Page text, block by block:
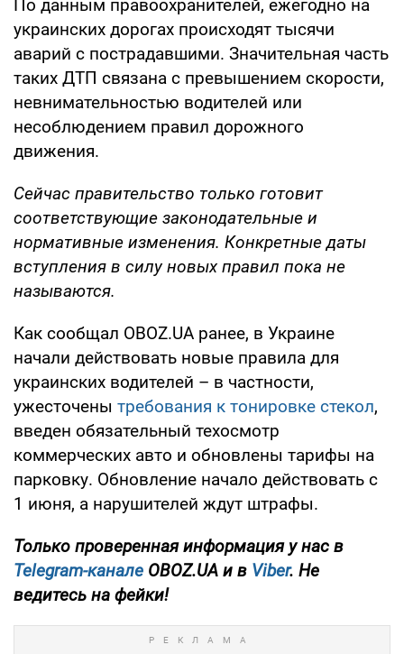
По данным правоохранителей, ежегодно на
украинских дорогах происходят тысячи
аварий с пострадавшими. Значительная часть
таких ДТП связана с превышением скорости,
невнимательностью водителей или
несоблюдением правил дорожного
движения.
Сейчас правительство только готовит
соответствующие законодательные и
нормативные изменения. Конкретные даты
вступления в силу новых правил пока не
называются.
Как сообщал OBOZ.UA ранее, в Украине
начали действовать новые правила для
украинских водителей – в частности,
ужесточены требования к тонировке стекол,
введен обязательный техосмотр
коммерческих авто и обновлены тарифы на
парковку. Обновление начало действовать с
1 июня, а нарушителей ждут штрафы.
Только проверенная информация у нас в
Telegram-канале OBOZ.UA и в Viber. Не
ведитесь на фейки!